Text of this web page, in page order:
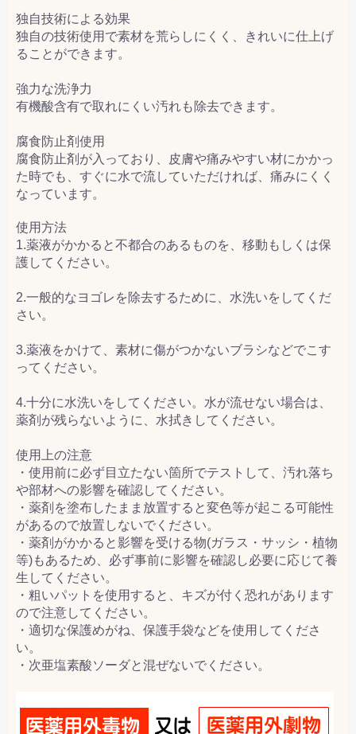
独自技術による効果
独自の技術使用で素材を荒らしにくく、きれいに仕上げ
ることができます。
強力な洗浄力
有機酸含有で取れにくい汚れも除去できます。
腐食防止剤使用
腐食防止剤が入っており、皮膚や痛みやすい材にかかっ
た時でも、すぐに水で流していただければ、痛みにくく
なっています。
使用方法
1.薬液がかかると不都合のあるものを、移動もしくは保
護してください。
2.一般的なヨゴレを除去するために、水洗いをしてくだ
さい。
3.薬液をかけて、素材に傷がつかないブラシなどでこす
ってください。
4.十分に水洗いをしてください。水が流せない場合は、
薬剤が残らないように、水拭きしてください。
使用上の注意
・使用前に必ず目立たない箇所でテストして、汚れ落ち
や部材への影響を確認してください。
・薬剤を塗布したまま放置すると変色等が起こる可能性
があるので放置しないでください。
・薬剤がかかると影響を受ける物(ガラス・サッシ・植物
等)もあるため、必ず事前に影響を確認し必要に応じて養
生してください。
・粗いパットを使用すると、キズが付く恐れがあります
ので注意してください。
・適切な保護めがね、保護手袋などを使用してくださ
い。
・次亜塩素酸ソーダと混ぜないでください。